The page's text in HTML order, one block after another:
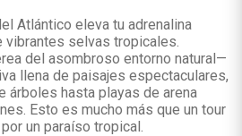
Atlántico eleva tu adrenalina
selvas tropicales.
del asombroso entorno natural—
llena de paisajes espectaculares,
árboles hasta playas de arena
Esto es mucho más que un tour
un paraíso tropical.